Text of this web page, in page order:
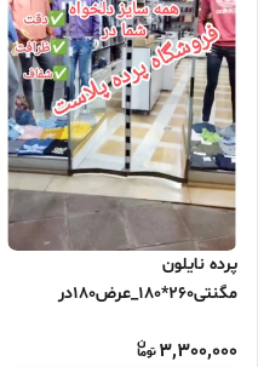
پرده نایلون
مگنتی260*180_عرض180در
مغناطیسی ارسال رایگان
3,300,000